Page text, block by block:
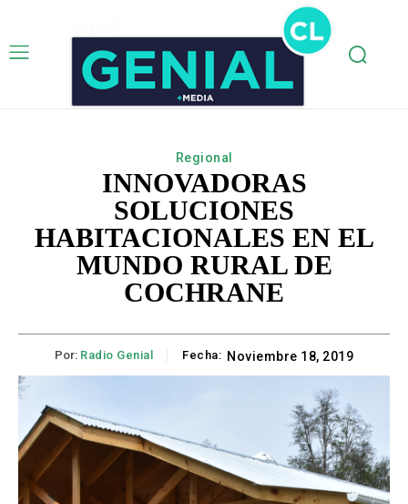
Regional
INNOVADORAS
SOLUCIONES
HABITACIONALES EN EL
MUNDO RURAL DE
COCHRANE
Por: Radio Genial Fecha: Noviembre 18, 2019